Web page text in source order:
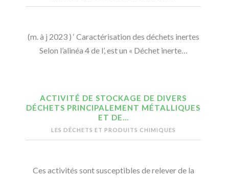
(m. à j 2023 ) ‘ Caractérisation des déchets inertes
Selon l’alinéa 4 de l’, est un « Déchet inerte…
ACTIVITÉ DE STOCKAGE DE DIVERS
DÉCHETS PRINCIPALEMENT MÉTALLIQUES
ET DE…
LES DÉCHETS ET PRODUITS CHIMIQUES
Ces activités sont susceptibles de relever de la